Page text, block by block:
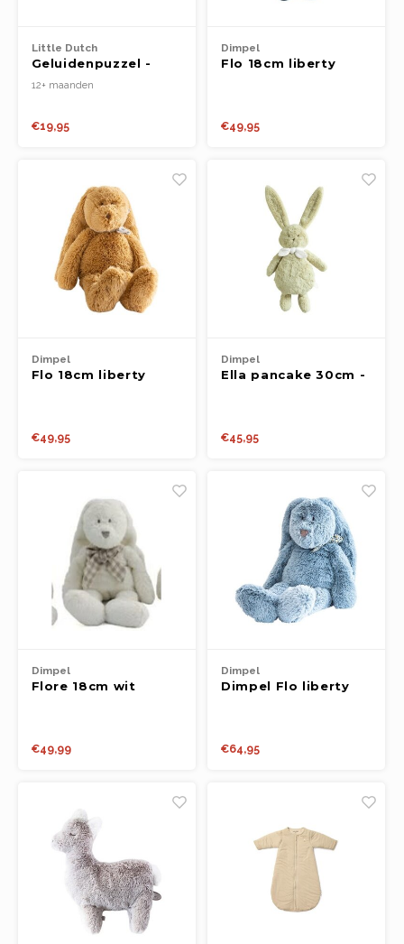
Little Dutch
Geluidenpuzzel -
Safari Friends
12+ maanden
€19,95
Dimpel
Flo 18cm liberty
€49,95
Dimpel
Flo 18cm liberty
€49,95
Dimpel
Ella pancake 30cm -
€45,95
Dimpel
Flore 18cm wit
€49,99
Dimpel
Dimpel Flo liberty
€64,95